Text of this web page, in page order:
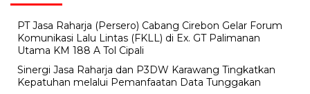
PT Jasa Raharja (Persero) Cabang Cirebon Gelar Forum
Komunikasi Lalu Lintas (FKLL) di Ex. GT Palimanan
Utama KM 188 A Tol Cipali
Sinergi Jasa Raharja dan P3DW Karawang Tingkatkan
Kepatuhan melalui Pemanfaatan Data Tunggakan